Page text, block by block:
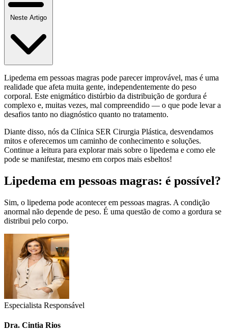
Neste Artigo
Lipedema em pessoas magras pode parecer improvável, mas é uma
realidade que afeta muita gente, independentemente do peso
corporal. Este enigmático distúrbio da distribuição de gordura é
complexo e, muitas vezes, mal compreendido — o que pode levar a
desafios tanto no diagnóstico quanto no tratamento.
Diante disso, nós da Clínica SER Cirurgia Plástica, desvendamos
mitos e oferecemos um caminho de conhecimento e soluções.
Continue a leitura para explorar mais sobre o lipedema e como ele
pode se manifestar, mesmo em corpos mais esbeltos!
Lipedema em pessoas magras: é possível?
Sim, o lipedema pode acontecer em pessoas magras. A condição
anormal não depende de peso. É uma questão de como a gordura se
distribui pelo corpo.
Especialista Responsável
Dra. Cintia Rios